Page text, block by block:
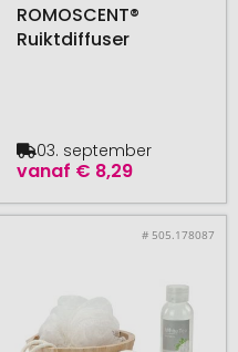
ROMOSCENT®
Ruiktdiffuser
vanaf € 8,29
03. september
# 505.178087